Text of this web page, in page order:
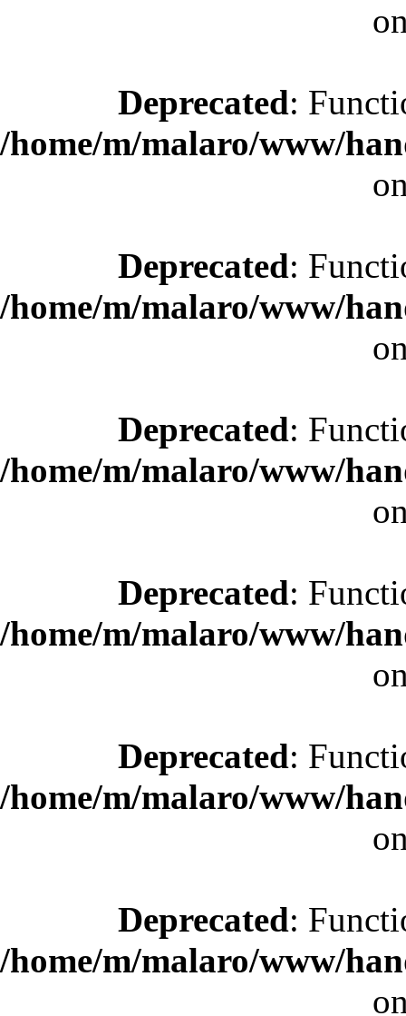
Deprecated:
/home/m/malaro/www/
Deprecated:
/home/m/malaro/www/
Deprecated:
/home/m/malaro/www/
Deprecated:
/home/m/malaro/www/
Deprecated:
/home/m/malaro/www/
Deprecated:
/home/m/malaro/www/